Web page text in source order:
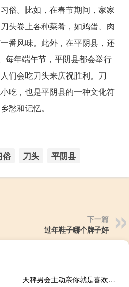
俗。比如，在春节期间，家家
头卷上各种菜肴，如鸡蛋、肉
番风味。此外，在平阴县，还
每年端午节，平阴县都会举行
们会吃刀头来庆祝胜利。刀
吃，也是平阴县的一种文化符
愁和记忆。
俗 刀头 平阴县
下一篇
过年鞋子哪个牌子好
天秤男会主动亲你就是喜欢吗（天秤男什么情况下吻你）